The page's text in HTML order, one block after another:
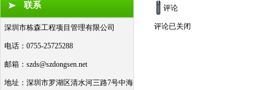
联系
深圳市栋森工程项目管理有限公司
电话：0755-25725288
邮箱： szds@szdongsen.net
地址：深圳市罗湖区清水河三路7号中海
评论
评论已关闭